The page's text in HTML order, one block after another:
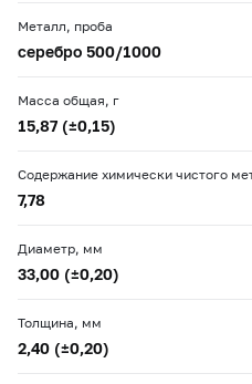
Металл, проба
серебро 500/1000
Масса общая, г
15,87 (±0,15)
Содержание химически чистого
7,78
Диаметр, мм
33,00 (±0,20)
Толщина, мм
2,40 (±0,20)